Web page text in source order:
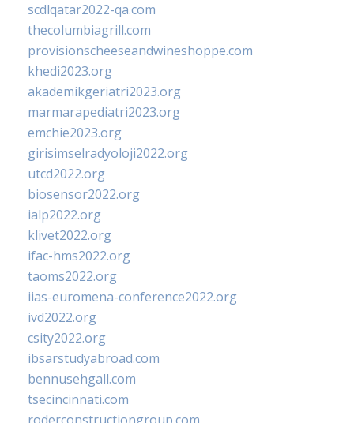
scdlqatar2022-qa.com
thecolumbiagrill.com
provisionscheeseandwineshoppe.com
khedi2023.org
akademikgeriatri2023.org
marmarapediatri2023.org
emchie2023.org
girisimselradyoloji2022.org
utcd2022.org
biosensor2022.org
ialp2022.org
klivet2022.org
ifac-hms2022.org
taoms2022.org
iias-euromena-conference2022.org
ivd2022.org
csity2022.org
ibsarstudyabroad.com
bennusehgall.com
tsecincinnati.com